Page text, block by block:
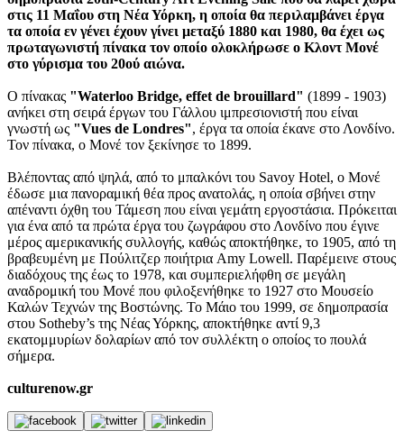
στις 11 Μαΐου στη Νέα Υόρκη, η οποία θα περιλαμβάνει έργα
τα οποία εν γένει έχουν γίνει μεταξύ 1880 και 1980, θα έχει ως
πρωταγωνιστή πίνακα τον οποίο ολοκλήρωσε ο Κλοντ Μονέ
στο γύρισμα του 20ού αιώνα.
Ο πίνακας "Waterloo Bridge, effet de brouillard" (1899 - 1903)
ανήκει στη σειρά έργων του Γάλλου ιμπρεσιονιστή που είναι
γνωστή ως "Vues de Londres", έργα τα οποία έκανε στο Λονδίνο.
Τον πίνακα, ο Μονέ τον ξεκίνησε το 1899.
Βλέποντας από ψηλά, από το μπαλκόνι του Savoy Hotel, ο Μονέ
έδωσε μια πανοραμική θέα προς ανατολάς, η οποία σβήνει στην
απέναντι όχθη του Τάμεση που είναι γεμάτη εργοστάσια. Πρόκειται
για ένα από τα πρώτα έργα του ζωγράφου στο Λονδίνο που έγινε
μέρος αμερικανικής συλλογής, καθώς αποκτήθηκε, το 1905, από τη
βραβευμένη με Πούλιτζερ ποιήτρια Amy Lowell. Παρέμεινε στους
διαδόχους της έως το 1978, και συμπεριελήφθη σε μεγάλη
αναδρομική του Μονέ που φιλοξενήθηκε το 1927 στο Μουσείο
Καλών Τεχνών της Βοστώνης. Το Μάιο του 1999, σε δημοπρασία
στου Sotheby’s της Νέας Υόρκης, αποκτήθηκε αντί 9,3
εκατομμυρίων δολαρίων από τον συλλέκτη ο οποίος το πουλά
σήμερα.
culturenow.gr